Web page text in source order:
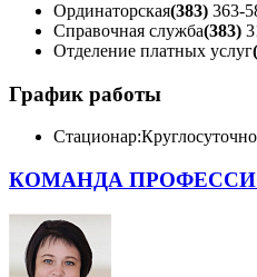
Ординаторская(383) 363-
Справочная служба(383)
Отделение платных услуг
График работы
Стационар:Круглосуточно
КОМАНДА